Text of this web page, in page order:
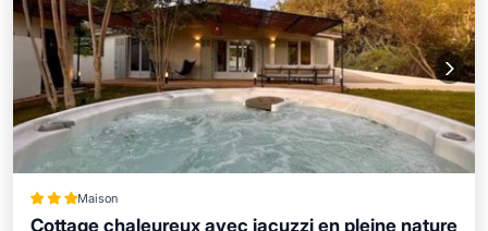
Maison
Cottage chaleureux avec jacuzzi en pleine nature